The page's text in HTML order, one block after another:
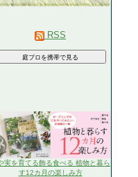
RSS
実を育てる飾る食べる 植物と暮ら
す12カ月の楽しみ方